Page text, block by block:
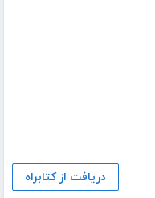
دریافت از کتابراه